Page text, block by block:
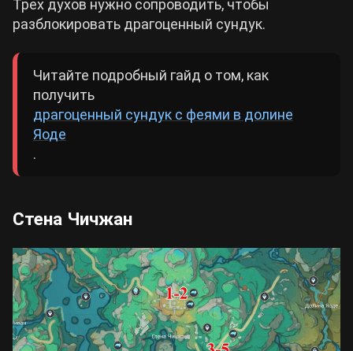
Трех духов нужно сопроводить, чтобы
разблокировать драгоценный сундук.
Читайте подробный гайд о том, как
получить
драгоценный сундук с феями в долине
Яоде
.
Стена Чичжан